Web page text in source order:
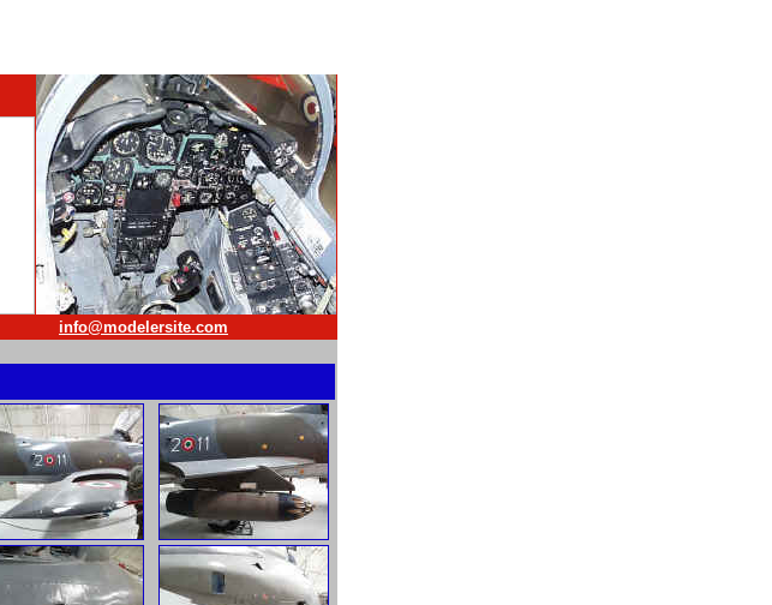
info@modelersite.com